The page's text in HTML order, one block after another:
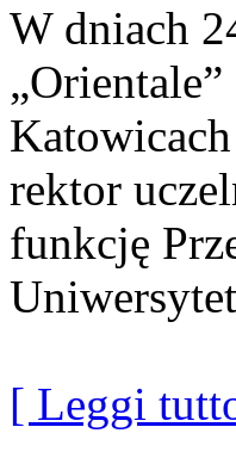
W dniach
rektor
funkcję
[ Leggi